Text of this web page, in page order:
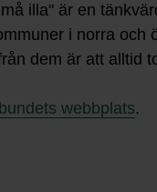
illa" är en
i norra och
dem är att alltid
webbplats.